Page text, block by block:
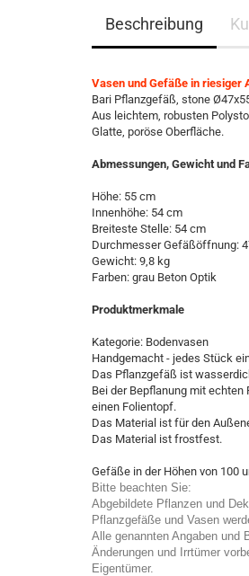
Beschreibung
Vasen und Gefäße in riesiger
Bari Pflanzgefäß, stone
Aus leichtem, robusten
Glatte, poröse Oberfläche.
Abmessungen, Gewicht und
Höhe: 55 cm
Innenhöhe: 54 cm
Breiteste Stelle: 54 cm
Durchmesser Gefäßöffnung:
Gewicht: 9,8 kg
Farben: grau Beton Optik
Produktmerkmale
Kategorie: Bodenvasen
Handgemacht - jedes Stück
Das Pflanzgefäß ist
Bei der Bepflanung mit
einen Folientopf.
Das Material ist für den
Das Material ist frostfest.
Gefäße in der Höhen von 100
Bitte beachten Sie:
Abgebildete Pflanzen und
Pflanzgefäße und Vasen
Alle genannten Angaben und
Änderungen und Irrtümer
Eigentümer.